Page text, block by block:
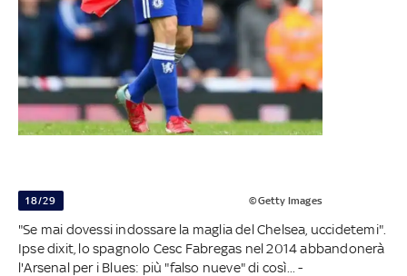
18/29 ©Getty Images
"Se mai dovessi indossare la maglia del Chelsea, uccidetemi".
Ipse dixit, lo spagnolo Cesc Fabregas nel 2014 abbandonerà
l'Arsenal per i Blues: più "falso nueve" di così... -